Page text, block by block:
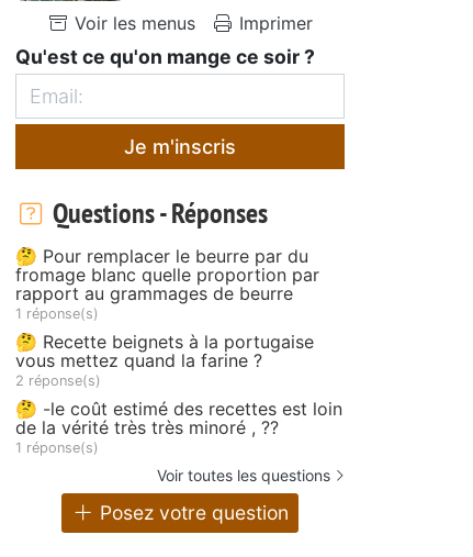
Voir les menus Imprimer
Qu'est ce qu'on mange ce soir ?
Je m'inscris
Questions - Réponses
🤔 Pour remplacer le beurre par du
fromage blanc quelle proportion par
rapport au grammages de beurre
1 réponse(s)
🤔 Recette beignets à la portugaise
vous mettez quand la farine ?
2 réponse(s)
🤔 -le coût estimé des recettes est loin
de la vérité très très minoré , ??
1 réponse(s)
Voir toutes les questions
Posez votre question